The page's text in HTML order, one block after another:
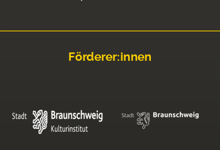
Förderer:innen